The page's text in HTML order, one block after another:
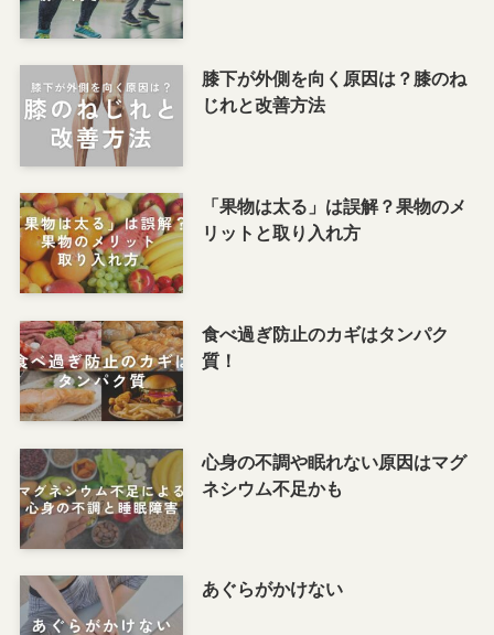
膝下が外側を向く原因は？膝のね
じれと改善方法
「果物は太る」は誤解？果物のメ
リットと取り入れ方
食べ過ぎ防止のカギはタンパク
質！
心身の不調や眠れない原因はマグ
ネシウム不足かも
あぐらがかけない